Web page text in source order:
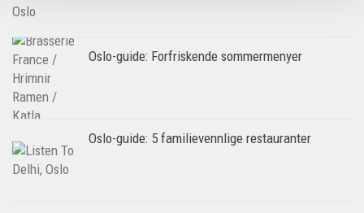
Oslo-guide: Forfriskende sommermenyer
Oslo-guide: 5 familievennlige restauranter